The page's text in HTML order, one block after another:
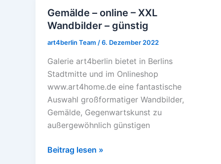
Gemälde – online – XXL
Wandbilder – günstig
art4berlin Team /6. Dezember 2022
Galerie art4berlin bietet in Berlins
Stadtmitte und im Onlineshop
www.art4home.de eine fantastische
Auswahl großformatiger Wandbilder,
Gemälde, Gegenwartskunst zu
außergewöhnlich günstigen
Gemälde
–
online
XXL
Wandbilder
–
günstig
Beitrag lesen »